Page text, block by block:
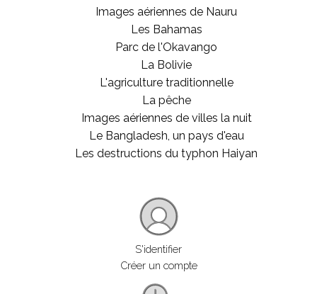
Images aériennes de Nauru
Les Bahamas
Parc de l'Okavango
La Bolivie
L'agriculture traditionnelle
La pêche
Images aériennes de villes la nuit
Le Bangladesh, un pays d'eau
Les destructions du typhon Haiyan
S'identifier
Créer un compte